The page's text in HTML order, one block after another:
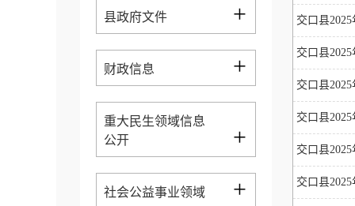
县政府文件 +
财政信息 +
重大民生领域信息
公开
+
社会公益事业领域 +
交口县
交口县
交口县
交口县
交口县
交口县